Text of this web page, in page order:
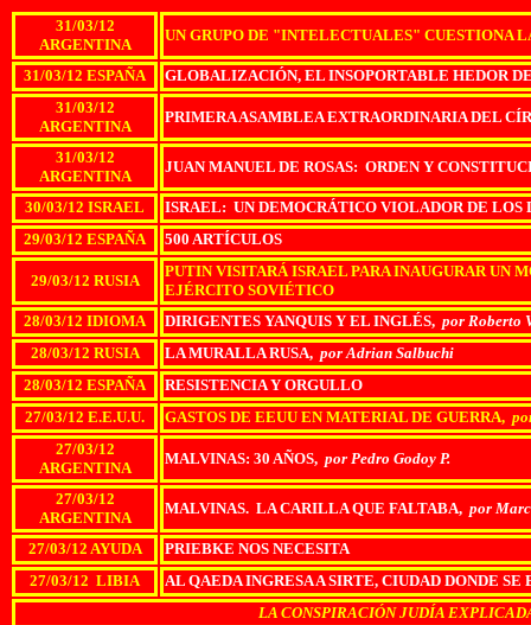
31/03/12
ARGENTINA
UN GRUPO DE "INTELECTUALES" CUESTIONA
31/03/12 ESPAÑA
GLOBALIZACIÓN, EL INSOPORTABLE HEDOR
31/03/12
ARGENTINA
PRIMERA ASAMBLEA EXTRAORDINARIA DEL
31/03/12
ARGENTINA
JUAN MANUEL DE ROSAS: ORDEN Y
30/03/12 ISRAEL
ISRAEL: UN DEMOCRÁTICO VIOLADOR DE LOS
29/03/12 ESPAÑA
500 ARTÍCULOS
29/03/12 RUSIA
PUTIN VISITARÁ ISRAEL PARA INAUGURAR UN
EJÉRCITO SOVIÉTICO
28/03/12 IDIOMA
DIRIGENTES YANQUIS Y EL INGLÉS, por Roberto
28/03/12 RUSIA
LA MURALLA RUSA, por Adrian Salbuchi
28/03/12 ESPAÑA
RESISTENCIA Y ORGULLO
27/03/12 E.E.U.U.
GASTOS DE EEUU EN MATERIAL DE GUERRA,
27/03/12
ARGENTINA
MALVINAS: 30 AÑOS, por Pedro Godoy P.
27/03/12
ARGENTINA
MALVINAS. LA CARILLA QUE FALTABA, por
27/03/12 AYUDA
PRIEBKE NOS NECESITA
27/03/12 LIBIA
AL QAEDA INGRESA A SIRTE, CIUDAD DONDE
LA CONSPIRACIÓN JUDÍA